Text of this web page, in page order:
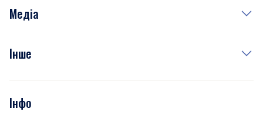
Рецепти
Медіа
Фото
Подкасти
Інше
Тести
Інфо